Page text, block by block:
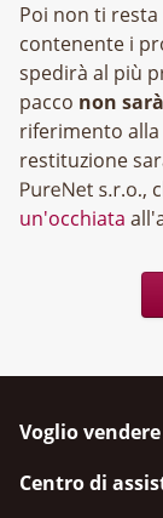
Poi non ti
contenente i
spedirà al più
pacco non
riferimento
restituzione
,
un'occhiata
Voglio vendere
Centro di